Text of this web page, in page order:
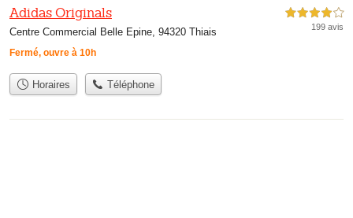
Adidas Originals
Centre Commercial Belle Epine, 94320 Thiais
Fermé, ouvre à 10h
4,0 étoiles sur 5
199 avis
Horaires Téléphone